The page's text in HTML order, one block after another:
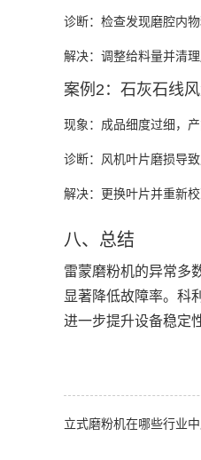
诊断：检查发现磨腔内
解决：调整给料量并清
案例2：石灰石线
现象：成品细度过细，产
诊断：风机叶片磨损导致
解决：更换叶片并重新校
八、总结
雷蒙磨粉机的异常多
显著降低故障率。科
进一步提升设备稳定
立式磨粉机在哪些行业中